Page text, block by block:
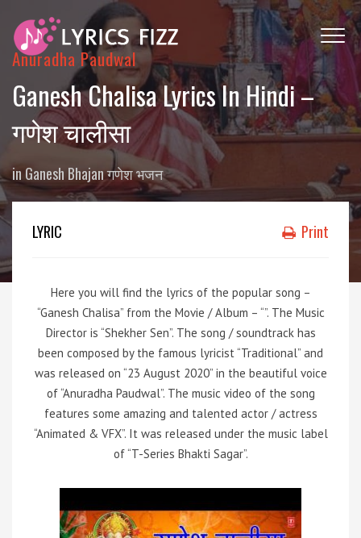
Anuradha Paudwal
Ganesh Chalisa Lyrics In Hindi –
गणेश चालीसा
in Ganesh Bhajan गणेश भजन
LYRIC Print
Here you will find the lyrics of the popular song –
“Ganesh Chalisa” from the Movie / Album – “”. The Music
Director is “Shekher Sen”. The song / soundtrack has
been composed by the famous lyricist “Traditional” and
was released on “23 August 2020” in the beautiful voice
of “Anuradha Paudwal”. The music video of the song
features some amazing and talented actor / actress
“Animated & VFX”. It was released under the music label
of “T-Series Bhakti Sagar”.